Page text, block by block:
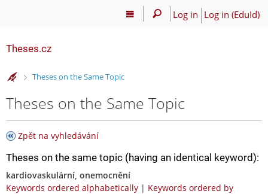
Log in Log in (EduId)
Theses.cz
>
Theses on the Same Topic
Theses on the Same Topic
Zpět na vyhledávání
Theses on the same topic (having an identical keyword):
kardiovaskulární, onemocnění
Keywords ordered alphabetically | Keywords ordered by